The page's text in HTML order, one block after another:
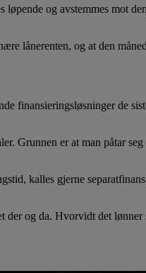
og avstemmes mot
lånerenten, og at den
de
er at man påtar
kalles gjerne
og da. Hvorvidt det